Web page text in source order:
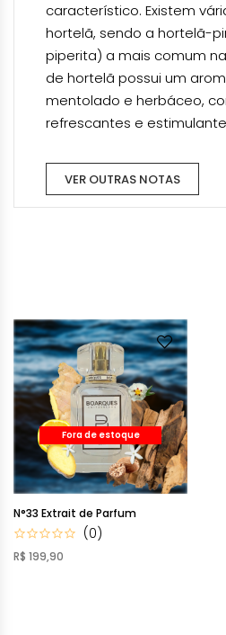
característico. Existem
hortelã, sendo a hortelã-
piperita) a mais comum
de hortelã possui um
mentolado e herbáceo,
refrescantes e
VER OUTRAS NOTAS
N°33 Extrait de Parfum
(0)
R$ 199,90
Fora de estoque